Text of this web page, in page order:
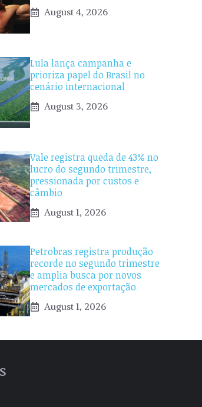
August 4, 2026
Lula lança campanha e
prioriza papel do Brasil no
cenário internacional
August 3, 2026
Vale registra queda de 43% no
lucro do segundo trimestre,
pressionada por custos e
câmbio
August 1, 2026
Petrobras registra produção
recorde no segundo trimestre
e amplia busca por novos
mercados de exportação
August 1, 2026